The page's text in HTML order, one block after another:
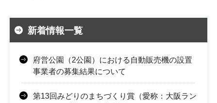
新着情報一覧
府営公園（2公園）における自動販売機の設置
事業者の募集結果について
第13回みどりのまちづくり賞（愛称：大阪ラン